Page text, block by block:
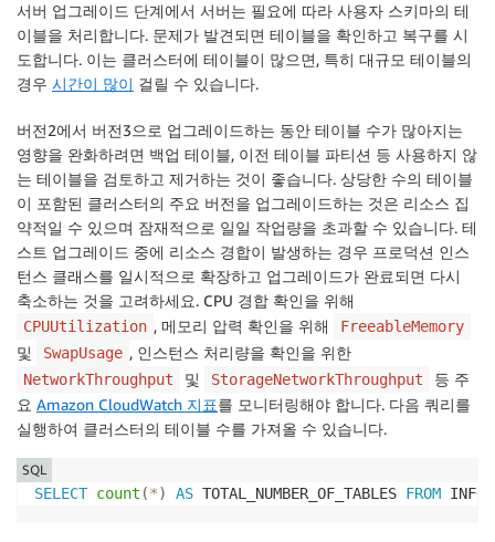
서버 업그레이드 단계에서 서버는 필요에 따라 사용자 스키마의 테
이블을 처리합니다. 문제가 발견되면 테이블을 확인하고 복구를 시
도합니다. 이는 클러스터에 테이블이 많으면, 특히 대규모 테이블의
경우 시간이 많이 걸릴 수 있습니다.
버전2에서 버전3으로 업그레이드하는 동안 테이블 수가 많아지는
영향을 완화하려면 백업 테이블, 이전 테이블 파티션 등 사용하지 않
는 테이블을 검토하고 제거하는 것이 좋습니다. 상당한 수의 테이블
이 포함된 클러스터의 주요 버전을 업그레이드하는 것은 리소스 집
약적일 수 있으며 잠재적으로 일일 작업량을 초과할 수 있습니다. 테
스트 업그레이드 중에 리소스 경합이 발생하는 경우 프로덕션 인스
턴스 클래스를 일시적으로 확장하고 업그레이드가 완료되면 다시
축소하는 것을 고려하세요. CPU 경합 확인을 위해
CPUUtilization , 메모리 압력 확인을 위해 FreeableMemory
및 SwapUsage , 인스턴스 처리량을 확인을 위한
NetworkThroughput 및 StorageNetworkThroughput
등 주
요 Amazon CloudWatch 지표를 모니터링해야 합니다. 다음 쿼리를
실행하여 클러스터의 테이블 수를 가져올 수 있습니다.
SELECT count (*) AS TOTAL_NUMBER_OF_TABLES FROM
SQL